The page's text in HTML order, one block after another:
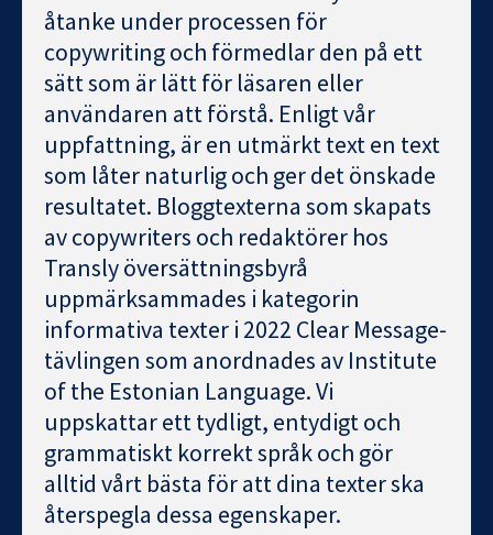
åtanke under processen för
copywriting och förmedlar den på ett
sätt som är lätt för läsaren eller
användaren att förstå. Enligt vår
uppfattning, är en utmärkt text en text
som låter naturlig och ger det önskade
resultatet. Bloggtexterna som skapats
av copywriters och redaktörer hos
Transly översättningsbyrå
uppmärksammades i kategorin
informativa texter i 2022 Clear Message-
tävlingen som anordnades av Institute
of the Estonian Language. Vi
uppskattar ett tydligt, entydigt och
grammatiskt korrekt språk och gör
alltid vårt bästa för att dina texter ska
återspegla dessa egenskaper.